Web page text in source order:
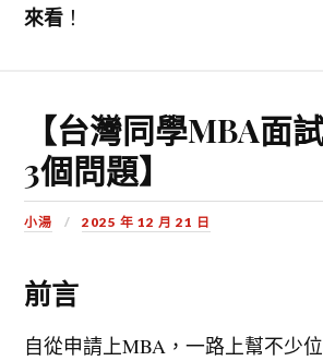
來看 ！
【台灣同學MBA面
3個問題】
小湯 2025 年 12 月 21 日
前言
自從申請上MBA，一路上幫不少